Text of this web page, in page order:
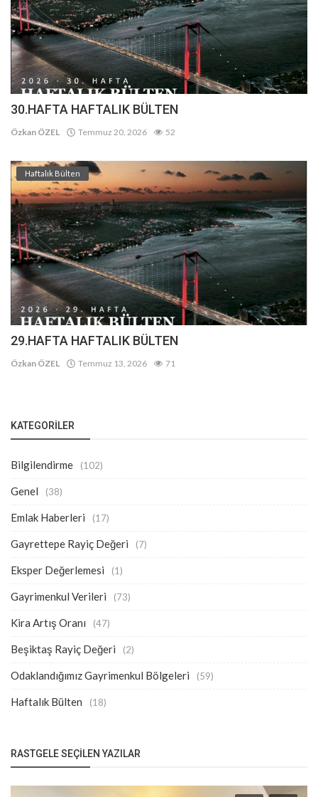
30.HAFTA HAFTALIK BÜLTEN
Özkan ÖZEL Temmuz 20, 2026 52
Haftalık Bülten
29.HAFTA HAFTALIK BÜLTEN
Özkan ÖZEL Temmuz 13, 2026 71
KATEGORILER
Bilgilendirme (102)
Genel (38)
Emlak Haberleri (17)
Gayrettepe Rayiç Değeri (7)
Eksper Değerlemesi (1)
Gayrimenkul Verileri (73)
Kira Artış Oranı (47)
Beşiktaş Rayiç Değeri (2)
Odaklandığımız Gayrimenkul Bölgeleri (59)
Haftalık Bülten (18)
RASTGELE SEÇILEN YAZILAR